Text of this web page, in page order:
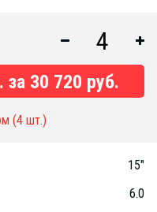
за 30 720 руб.
(4 шт.)
15"
6.0